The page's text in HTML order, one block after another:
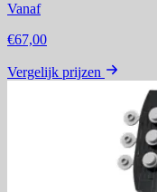
Vanaf
€67,00
Vergelijk prijzen